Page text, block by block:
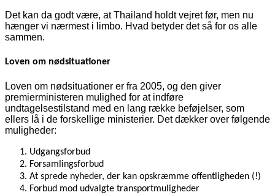
Det kan da godt være, at Thailand holdt vejret før, men nu
hænger vi nærmest i limbo. Hvad betyder det så for os alle
sammen.
Loven om nødsituationer
Loven om nødsituationer er fra 2005, og den giver
premierministeren mulighed for at indføre
undtagelsestilstand med en lang række beføjelser, som
ellers lå i de forskellige ministerier. Det dækker over følgende
muligheder:
Udgangsforbud
Forsamlingsforbud
At sprede nyheder, der kan opskræmme offentligheden (!)
Forbud mod udvalgte transportmuligheder